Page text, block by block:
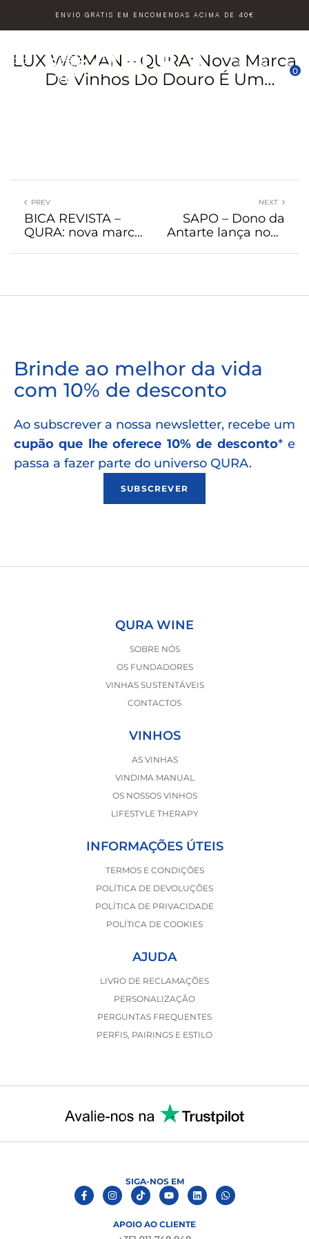
ENVIO GRÁTIS EM ENCOMENDAS ACIMA DE 40€
0
LUX WOMAN – QURA: Nova Marca
De Vinhos Do Douro É Um
PREV
BICA REVISTA –
QURA: nova marca
NEXT
SAPO – Dono da
Antarte lança nova
Brinde ao melhor da vida
com 10% de desconto
Ao subscrever a nossa newsletter, recebe um
cupão que lhe oferece 10% de desconto* e
passa a fazer parte do universo QURA.
SUBSCREVER
QURA WINE
SOBRE NÓS
OS FUNDADORES
VINHAS SUSTENTÁVEIS
CONTACTOS
VINHOS
AS VINHAS
VINDIMA MANUAL
OS NOSSOS VINHOS
LIFESTYLE THERAPY
INFORMAÇÕES ÚTEIS
TERMOS E CONDIÇÕES
POLÍTICA DE DEVOLUÇÕES
POLÍTICA DE PRIVACIDADE
POLÍTICA DE COOKIES
AJUDA
LIVRO DE RECLAMAÇÕES
PERSONALIZAÇÃO
PERGUNTAS FREQUENTES
PERFIS, PAIRINGS E ESTILO
SIGA-NOS EM
APOIO AO CLIENTE